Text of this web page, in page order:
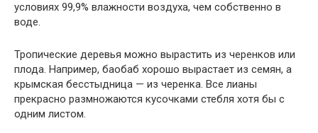
условиях 99,9% влажности воздуха, чем собственно в
воде.
Тропические деревья можно вырастить из черенков или
плода. Например, баобаб хорошо вырастает из семян, а
крымская бесстыдница — из черенка. Все лианы
прекрасно размножаются кусочками стебля хотя бы с
одним листом.